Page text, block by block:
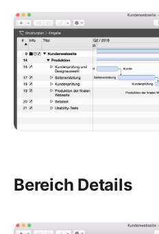
Bereich Details